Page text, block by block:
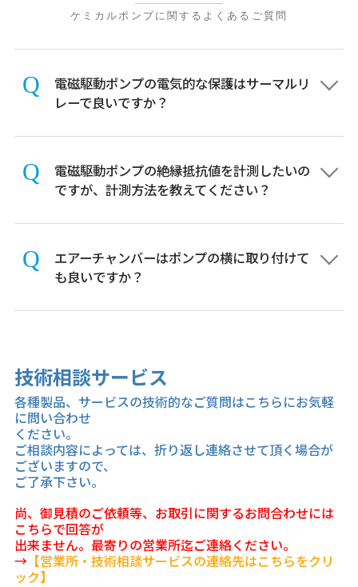
ケミカルポンプに関するよくあるご質問
電磁駆動ポンプの電気的な保護はサーマルリ
レーで良いですか？
電磁駆動ポンプの絶縁抵抗値を計測したいの
ですが、計測方法を教えてください？
エアーチャンバーはポンプの横に取り付けて
も良いですか？
技術相談サービス
各種製品、サービスの技術的なご質問はこちらにお気軽
に問い合わせ
ください。
ご相談内容によっては、折り返し連絡させて頂く場合が
ございますので、
ご了承下さい。
尚、御見積のご依頼等、お取引に関するお問合わせには
こちらで回答が
出来ません。最寄りの営業所迄ご連絡ください。
→【営業所・技術相談サービスの連絡先はこちらをクリ
ック】